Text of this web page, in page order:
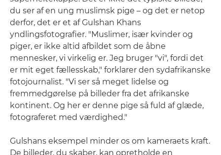
du ser af en ung muslimsk pige – og det er netop
derfor, det er et af Gulshan Khans
yndlingsfotografier. "Muslimer, især kvinder og
piger, er ikke altid afbildet som de åbne
mennesker, vi virkelig er. Jeg bruger "vi", fordi det
er mit eget fællesskab," forklarer den sydafrikanske
fotojournalist. "Vi ser så meget lidelse og
fremmedgørelse på billeder fra det afrikanske
kontinent. Og her er denne pige så fuld af glæde,
fotograferet med værdighed."
Gulshans eksempel minder os om kameraets kraft.
De billeder, du skaber, kan opretholde en